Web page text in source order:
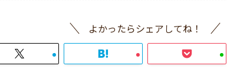
よかったらシェアしてね！